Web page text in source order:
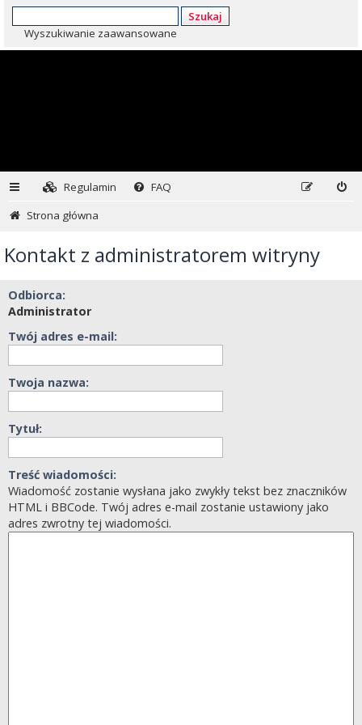
Szukaj
Wyszukiwanie zaawansowane
Regulamin
FAQ
Strona główna
Kontakt z administratorem witryny
Odbiorca:
Administrator
Twój adres e-mail:
Twoja nazwa:
Tytuł:
Treść wiadomości:
Wiadomość zostanie wysłana jako zwykły tekst bez znaczników
HTML i BBCode. Twój adres e-mail zostanie ustawiony jako
adres zwrotny tej wiadomości.